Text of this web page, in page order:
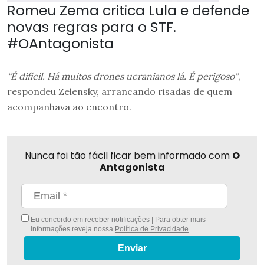
Romeu Zema critica Lula e defende
novas regras para o STF.
#OAntagonista
“É difícil. Há muitos drones ucranianos lá. É perigoso”,
respondeu Zelensky, arrancando risadas de quem
acompanhava ao encontro.
Nunca foi tão fácil ficar bem informado com O
Antagonista
Eu concordo em receber notificações | Para obter mais
informações reveja nossa Política de Privacidade.
Enviar